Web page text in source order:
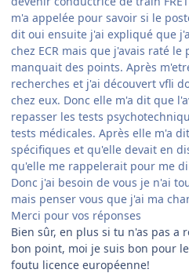
m'a appelée pour savoir si le
dit oui ensuite j'ai expliqué que
chez ECR mais que j'avais raté
manquait des points. Après
recherches et j'ai découvert vfli
chez eux. Donc elle m'a dit que
repasser les tests
tests médicales. Après elle m'a
spécifiques et qu'elle devait en
qu'elle me rappelerait pour me
Donc j'ai besoin de vous je n'ai
mais penser vous que j'ai ma
Merci pour vos réponses
Bien sûr, en plus si tu n'as pas a
bon point, moi je suis bon pour
foutu licence européenne!